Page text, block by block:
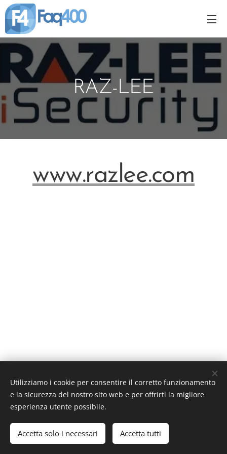
RAZ-LEE
www.razlee.com
©2026 Faq400 Srl - www.faq400.com
Cookies
Utilizziamo i cookie per consentire il corretto funzionamento
e la sicurezza del nostro sito web e per offrirti la migliore
esperienza utente possibile.
Accetta solo i necessari Accetta tutti